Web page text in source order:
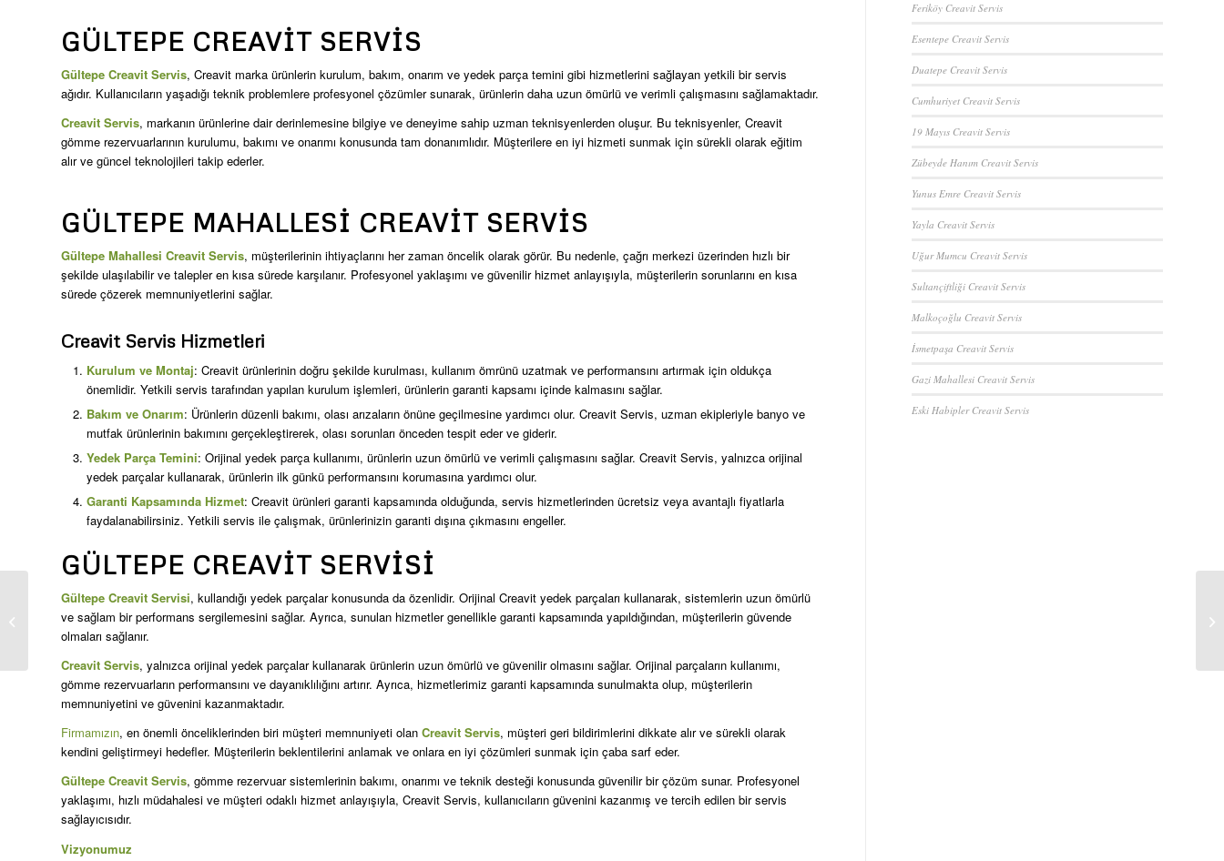
GÜLTEPE CREAVIT SERVIS
Gültepe Creavit Servis, Creavit marka ürünlerin kurulum, bakım, onarım ve yedek parça temini gibi hizmetlerini sağlayan yetkili bir servis
ağıdır. Kullanıcıların yaşadığı teknik problemlere profesyonel çözümler sunarak, ürünlerin daha uzun ömürlü ve verimli çalışmasını sağlamaktadır.
Creavit Servis, markanın ürünlerine dair derinlemesine bilgiye ve deneyime sahip uzman teknisyenlerden oluşur. Bu teknisyenler, Creavit
gömme rezervuarlarının kurulumu, bakımı ve onarımı konusunda tam donanımlıdır. Müşterilere en iyi hizmeti sunmak için sürekli olarak eğitim
alır ve güncel teknolojileri takip ederler.
GÜLTEPE MAHALLESI CREAVIT SERVIS
Gültepe Mahallesi Creavit Servis, müşterilerinin ihtiyaçlarını her zaman öncelik olarak görür. Bu nedenle, çağrı merkezi üzerinden hızlı bir
şekilde ulaşılabilir ve talepler en kısa sürede karşılanır. Profesyonel yaklaşımı ve güvenilir hizmet anlayışıyla, müşterilerin sorunlarını en kısa
sürede çözerek memnuniyetlerini sağlar.
Creavit Servis Hizmetleri
Kurulum ve Montaj: Creavit ürünlerinin doğru şekilde kurulması, kullanım ömrünü uzatmak ve performansını artırmak için oldukça
önemlidir. Yetkili servis tarafından yapılan kurulum işlemleri, ürünlerin garanti kapsamı içinde kalmasını sağlar.
Bakım ve Onarım: Ürünlerin düzenli bakımı, olası arızaların önüne geçilmesine yardımcı olur. Creavit Servis, uzman ekipleriyle banyo ve
mutfak ürünlerinin bakımını gerçekleştirerek, olası sorunları önceden tespit eder ve giderir.
Yedek Parça Temini: Orijinal yedek parça kullanımı, ürünlerin uzun ömürlü ve verimli çalışmasını sağlar. Creavit Servis, yalnızca orijinal
yedek parçalar kullanarak, ürünlerin ilk günkü performansını korumasına yardımcı olur.
Garanti Kapsamında Hizmet: Creavit ürünleri garanti kapsamında olduğunda, servis hizmetlerinden ücretsiz veya avantajlı fiyatlarla
faydalanabilirsiniz. Yetkili servis ile çalışmak, ürünlerinizin garanti dışına çıkmasını engeller.
GÜLTEPE CREAVIT SERVISI
Gültepe Creavit Servisi, kullandığı yedek parçalar konusunda da özenlidir. Orijinal Creavit yedek parçaları kullanarak, sistemlerin uzun ömürlü
ve sağlam bir performans sergilemesini sağlar. Ayrıca, sunulan hizmetler genellikle garanti kapsamında yapıldığından, müşterilerin güvende
olmaları sağlanır.
Creavit Servis, yalnızca orijinal yedek parçalar kullanarak ürünlerin uzun ömürlü ve güvenilir olmasını sağlar. Orijinal parçaların kullanımı,
gömme rezervuarların performansını ve dayanıklılığını artırır. Ayrıca, hizmetlerimiz garanti kapsamında sunulmakta olup, müşterilerin
memnuniyetini ve güvenini kazanmaktadır.
Firmamızın, en önemli önceliklerinden biri müşteri memnuniyeti olan Creavit Servis, müşteri geri bildirimlerini dikkate alır ve sürekli olarak
kendini geliştirmeyi hedefler. Müşterilerin beklentilerini anlamak ve onlara en iyi çözümleri sunmak için çaba sarf eder.
Gültepe Creavit Servis, gömme rezervuar sistemlerinin bakımı, onarımı ve teknik desteği konusunda güvenilir bir çözüm sunar. Profesyonel
yaklaşımı, hızlı müdahalesi ve müşteri odaklı hizmet anlayışıyla, Creavit Servis, kullanıcıların güvenini kazanmış ve tercih edilen bir servis
sağlayıcısıdır.
Vizyonumuz
Feriköy Creavit Servis
Esentepe Creavit Servis
Duatepe Creavit Servis
Cumhuriyet Creavit Servis
19 Mayıs Creavit Servis
Zübeyde Hanım Creavit Servis
Yunus Emre Creavit Servis
Yayla Creavit Servis
Uğur Mumcu Creavit Servis
Sultançiftliği Creavit Servis
Malkoçoğlu Creavit Servis
İsmetpaşa Creavit Servis
Gazi Mahallesi Creavit Servis
Eski Habipler Creavit Servis
Emniyet Evleri Creavit